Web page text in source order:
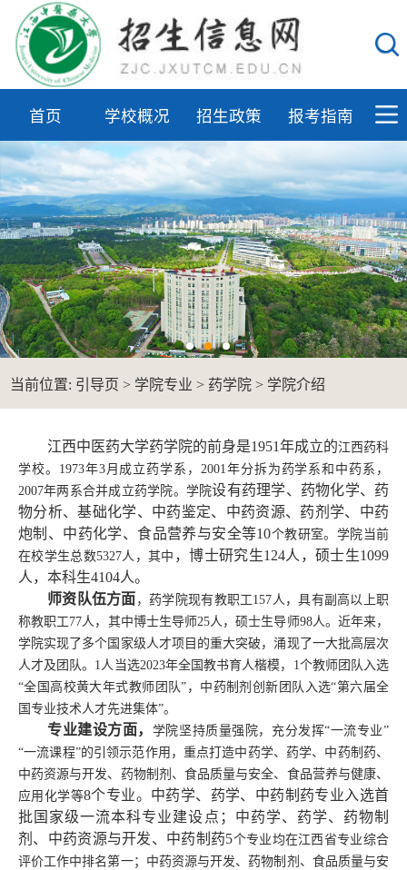
首页 学校概况 招生政策 报考指南
当前位置: 引导页 > 学院专业 > 药学院 > 学院介绍
江西中医药大学药学院的前身是1951年成立的江西药科
学校。 1973年3月成立药学系，2001年分拆为药学系和中药系，
2007年两系合并成立药学院。学院设有药理学、药物化学、药
物分析、基础化学、中药鉴定、中药资源、药剂学、中药
炮制、中药化学、食品营养与安全等10个教研室。学院当前
在校学生总数5327人，其中 ，博士研究生124人，硕士生1099
人，本科生4104人。
师资队伍方面 ，药学院现有教职工157人，具有副高以上职
称教职工77人，其中博士生导师25人，硕士生导师98人。近年来，
学院实现了多个国家级人才项目的重大突破，涌现了一大批高层次
人才及团队。1人当选2023年全国教书育人楷模，1个教师团队入选
“全国高校黄大年式教师团队”，中药制剂创新团队入选“第六届全
国专业技术人才先进集体”。
专业建设方面， 学院坚持质量强院，充分发挥“一流专业”
“一流课程”的引领示范作用，重点打造中药学、药学、中药制药、
中药资源与开发、药物制剂、食品质量与安全、食品营养与健康、
应用化学等8个专业。中药学、药学、中药制药专业入选首
批国家级一流本科专业建设点；中药学、药学、药物制
剂、中药资源与开发、中药制药5个专业均在江西省专业综合
评价工作中排名第一；中药资源与开发、药物制剂、食品质量与安